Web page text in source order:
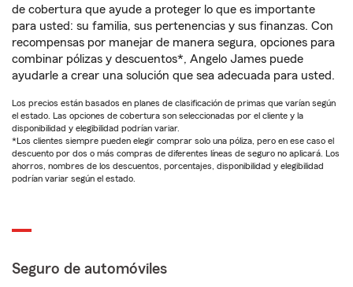
de cobertura que ayude a proteger lo que es importante
para usted: su familia, sus pertenencias y sus finanzas. Con
recompensas por manejar de manera segura, opciones para
combinar pólizas y descuentos*, Angelo James puede
ayudarle a crear una solución que sea adecuada para usted.
Los precios están basados en planes de clasificación de primas que varían según
el estado. Las opciones de cobertura son seleccionadas por el cliente y la
disponibilidad y elegibilidad podrían variar.
*Los clientes siempre pueden elegir comprar solo una póliza, pero en ese caso el
descuento por dos o más compras de diferentes líneas de seguro no aplicará. Los
ahorros, nombres de los descuentos, porcentajes, disponibilidad y elegibilidad
podrían variar según el estado.
Seguro de automóviles